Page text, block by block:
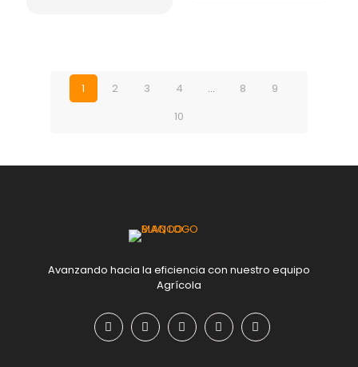
1 2 3 4 … 8
9
10
Avanzando hacia la eficiencia con nuestro equipo
Agrícola